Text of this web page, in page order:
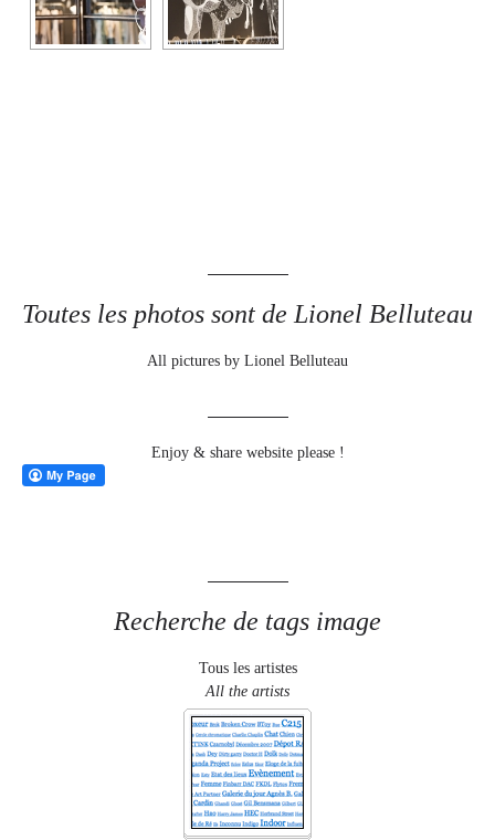
Toutes les photos sont de Lionel Belluteau
All pictures by Lionel Belluteau
Enjoy & share website please !
Recherche de tags image
Tous les artistes
All the artists